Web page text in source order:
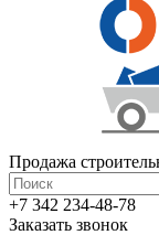
Продажа
+7 342 234-48-78
Заказать звонок